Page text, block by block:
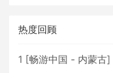
热度回顾
1 [畅游中国 - 内蒙古]